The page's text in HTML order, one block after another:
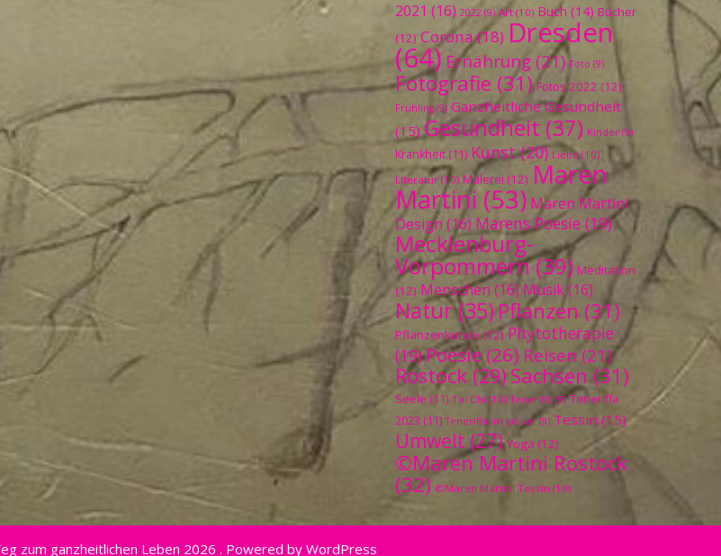
2021 (16) 2022 (9) Art (10) Buch (14) Bücher
(12) Corona(18) Dresden
(64) Ernährung (21) Foto (9)
Fotografie (31) Fotos 2022 (12)
Frühling (9) Ganzheitliche Gesundheit
(15) Gesundheit (37) Kinder (9)
Krankheit (11) Kunst(20) Liebe(10)
Literatur (10) Malerei (12) Maren
Martini(53) Maren Martini
Design (16) Marens Poesie (19)
Mecklenburg-
Vorpommern(39) Meditation
(12) Menschen (16) Musik(16)
Natur(35)Pflanzen (31)
Pflanzenkunde(12) Phytotherapie
(19)Poesie(26) Reisen(21)
Rostock (29) Sachsen (31)
Seele (11) Tai Chi (10) Teneriffa (9) Teneriffa
2023 (11) Teneriffa im Januar(9) Tessin (15)
Umwelt (27) Yoga (12)
©Maren Martini Rostock
(32) ©Maren Martini Tessin (10)
zum ganzheitlichen Leben 2026 . Powered by WordPress